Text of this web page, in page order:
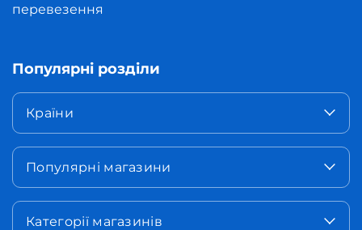
перевезення
Популярні розділи
Країни
Популярні магазини
Категорії магазинів